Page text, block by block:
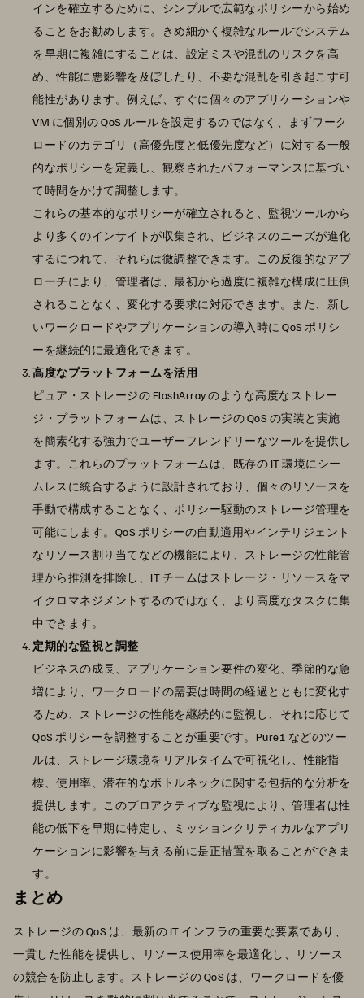
インを確立するために、シンプルで広範なポリシーから始め
ることをお勧めします。きめ細かく複雑なルールでシステム
を早期に複雑にすることは、設定ミスや混乱のリスクを高
め、性能に悪影響を及ぼしたり、不要な混乱を引き起こす可
能性があります。例えば、すぐに個々のアプリケーションや
VM に個別の QoS ルールを設定するのではなく、まずワーク
ロードのカテゴリ（高優先度と低優先度など）に対する一般
的なポリシーを定義し、観察されたパフォーマンスに基づい
て時間をかけて調整します。
これらの基本的なポリシーが確立されると、監視ツールから
より多くのインサイトが収集され、ビジネスのニーズが進化
するにつれて、それらは微調整できます。この反復的なアプ
ローチにより、管理者は、最初から過度に複雑な構成に圧倒
されることなく、変化する要求に対応できます。また、新し
いワークロードやアプリケーションの導入時に QoS ポリシ
ーを継続的に最適化できます。
高度なプラットフォームを活用
ピュア・ストレージの FlashArray のような高度なストレー
ジ・プラットフォームは、ストレージの QoS の実装と実施
を簡素化する強力でユーザーフレンドリーなツールを提供し
ます。これらのプラットフォームは、既存の IT 環境にシー
ムレスに統合するように設計されており、個々のリソースを
手動で構成することなく、ポリシー駆動のストレージ管理を
可能にします。QoS ポリシーの自動適用やインテリジェント
なリソース割り当てなどの機能により、ストレージの性能管
理から推測を排除し、IT チームはストレージ・リソースをマ
イクロマネジメントするのではなく、より高度なタスクに集
中できます。
定期的な監視と調整
ビジネスの成長、アプリケーション要件の変化、季節的な急
増により、ワークロードの需要は時間の経過とともに変化す
るため、ストレージの性能を継続的に監視し、それに応じて
QoS ポリシーを調整することが重要です。 Pure1 などのツー
ルは、ストレージ環境をリアルタイムで可視化し、性能指
標、使用率、潜在的なボトルネックに関する包括的な分析を
提供します。このプロアクティブな監視により、管理者は性
能の低下を早期に特定し、ミッションクリティカルなアプリ
ケーションに影響を与える前に是正措置を取ることができま
す。
まとめ
ストレージの QoS は、最新の IT インフラの重要な要素であり、
一貫した性能を提供し、リソース使用率を最適化し、リソース
の競合を防止します。ストレージの QoS は、ワークロードを優